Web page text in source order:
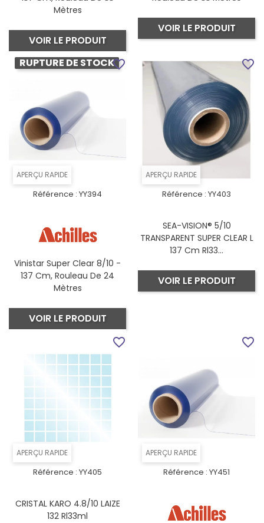
Mètres
VOIR LE PRODUIT
VOIR LE PRODUIT
APERÇU RAPIDE
RUPTURE DE STOCK
Référence : YY394
Vinistar Super Clear 8/10 -
137 Cm, Rouleau De 24
Mètres
VOIR LE PRODUIT
favorite_border
APERÇU RAPIDE
Référence : YY403
SEA-VISION® 5/10
TRANSPARENT SUPER CLEAR L
137 Cm Rl33...
VOIR LE PRODUIT
favorite_border
APERÇU RAPIDE
Référence : YY405
CRISTAL KARO 4.8/10 LAIZE
132 Rl33ml
favorite_border
APERÇU RAPIDE
Référence : YY451
favorite_border